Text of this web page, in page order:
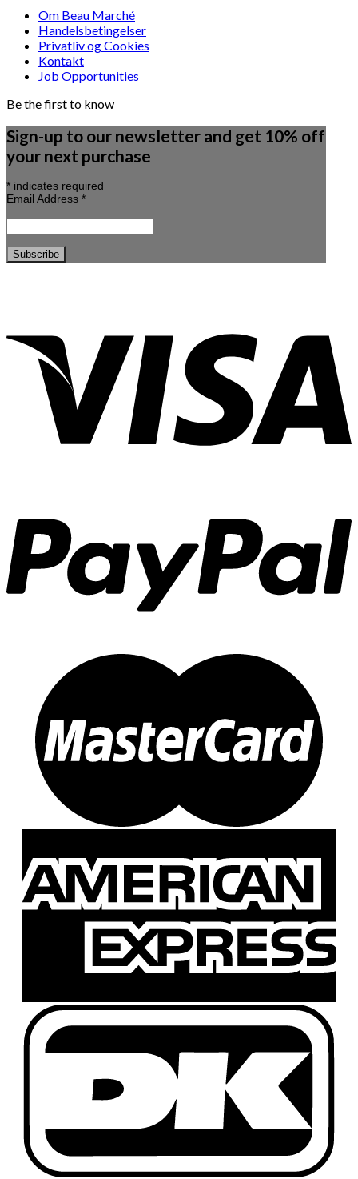
Om Beau Marché
Handelsbetingelser
Privatliv og Cookies
Kontakt
Job Opportunities
Be the first to know
Sign-up to our newsletter and get 10% off
your next purchase
* indicates required
Email Address *